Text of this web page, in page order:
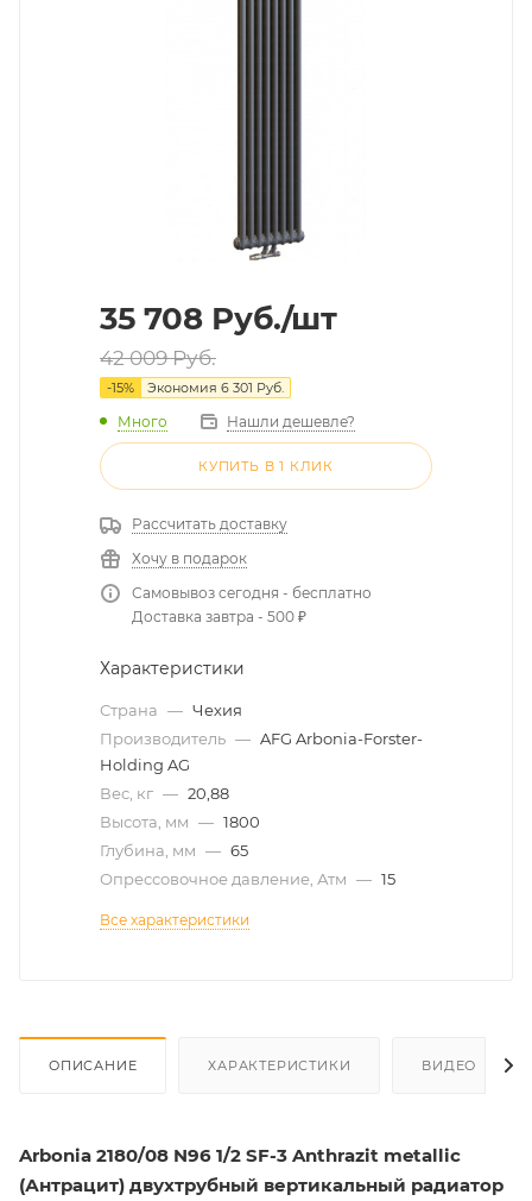
35 708 Руб./шт
42 009Руб.
-15% Экономия 6 301 Руб.
Много Нашли дешевле?
КУПИТЬ В 1 КЛИК
Рассчитать доставку
Хочу в подарок
Самовывоз сегодня - бесплатно
Доставка завтра - 500 ₽
Характеристики
Страна — Чехия
Производитель — AFG Arbonia-Forster-
Holding AG
Вес, кг — 20,88
Высота, мм — 1800
Глубина, мм — 65
Опрессовочное давление, Атм — 15
Все характеристики
ОПИСАНИЕ ХАРАКТЕРИСТИКИ ВИДЕО
Arbonia 2180/08 N96 1/2 SF-3 Anthrazit metallic
(Антрацит) двухтрубный вертикальный радиатор